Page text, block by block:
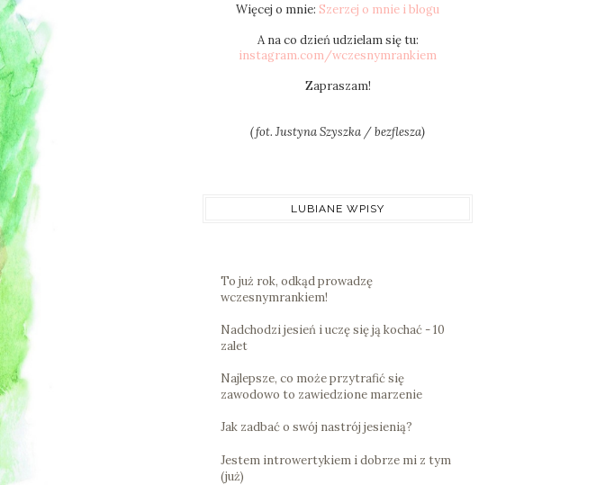
Więcej o mnie: Szerzej o mnie i blogu
A na co dzień udzielam się tu:
instagram.com/wczesnymrankiem
Zapraszam!
(fot. Justyna Szyszka / bezflesza)
LUBIANE WPISY
To już rok, odkąd prowadzę
wczesnymrankiem!
Nadchodzi jesień i uczę się ją kochać - 10
zalet
Najlepsze, co może przytrafić się
zawodowo to zawiedzione marzenie
Jak zadbać o swój nastrój jesienią?
Jestem introwertykiem i dobrze mi z tym
(już)